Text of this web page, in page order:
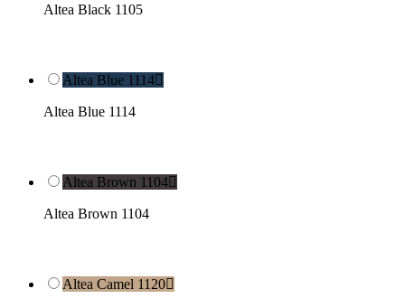
Altea Black 1105
Altea Blue 1114
Altea Blue 1114
Altea Brown 1104
Altea Brown 1104
Altea Camel 1120